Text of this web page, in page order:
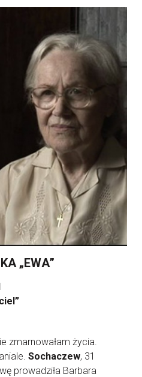
„EWA”
zmarnowałam życia.
Sochaczew, 31
prowadziła Barbara